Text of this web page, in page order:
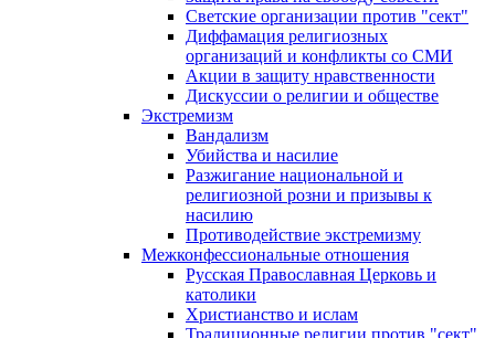
Светские организации против "сект"
Диффамация религиозных
организаций и конфликты со СМИ
Акции в защиту нравственности
Дискуссии о религии и обществе
Экстремизм
Вандализм
Убийства и насилие
Разжигание национальной и
религиозной розни и призывы к
насилию
Противодействие экстремизму
Межконфессиональные отношения
Русская Православная Церковь и
католики
Христианство и ислам